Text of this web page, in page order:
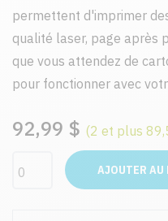
permettent d'imprimer
qualité laser, page après
que vous attendez de
pour fonctionner avec
92,99 $ (2 et plus
AJOUTER AU